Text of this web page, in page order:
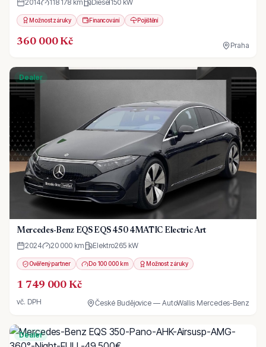
2014 118 178 km Diesel150 kW
Možnost záruky Financování Pojištění
360 000 Kč Praha
Dealer
Mercedes-Benz EQS EQS 450 4MATIC Electric Art
2024 20 000 km Elektro265 kW
Ověřený partner Do 100 000 km Možnost záruky
1 749 000 Kč
vč. DPH České Budějovice — AutoWallis Mercedes-Benz
Dealer